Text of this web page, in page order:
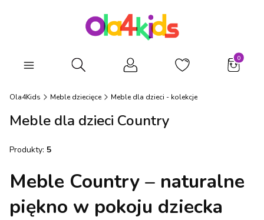
Otwórz wyszukiwarkę
Ola4Kids Meble dziecięce Meble dla dzieci - kolekcje
Meble dla dzieci Country
Produkty: 5
Meble Country – naturalne
piękno w pokoju dziecka